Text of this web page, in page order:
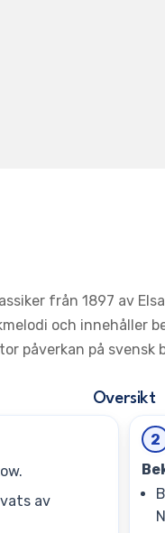
från 1897 av
och innehåller
påverkan på
Oversikt
av
2